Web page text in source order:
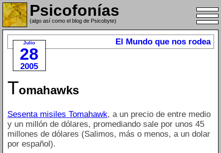
Psicofonías
(algo así como el blog de Psicobyte)
Julio
28
2005
El Mundo que nos rodea
Tomahawks
Sesenta misiles Tomahawk, a un precio de entre medio
y un millón de dólares, promediando sale por unos 45
millones de dólares (Salimos, más o menos, a un dolar
por español).